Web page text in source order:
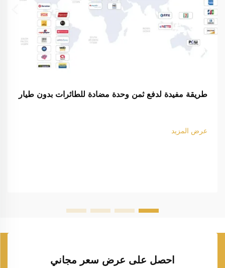
طريقة مفيدة لدفع ثمن وحدة مضادة للطائرات بدون طيار
عرض المزيد
احصل على عرض سعر مجاني